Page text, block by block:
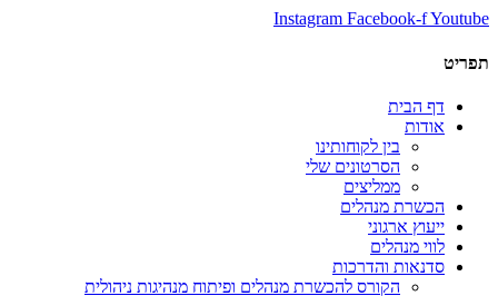
Instagram Facebook-fYoutube
תפריט
דף הבית
אודות
בין לקוחותינו
הסרטונים שלי
ממליצים
הכשרת מנהלים
ייעוץ ארגוני
לווי מנהלים
סדנאות והדרכות
הקורס להכשרת מנהלים ופיתוח מנהיגות ניהולית